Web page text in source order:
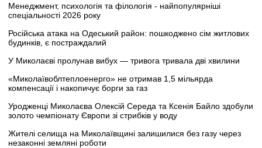
Менеджмент, психологія та філологія - найпопулярніші
спеціальності 2026 року
Російська атака на Одеський район: пошкоджено сім житлових
будинків, є постраждалий
У Миколаєві пролунав вибух — тривога тривала дві хвилини
«Миколаївоблтеплоенерго» не отримав 1,5 мільярда
компенсації і накопичує борги за газ
Уродженці Миколаєва Олексій Середа та Ксенія Байло здобули
золото чемпіонату Європи зі стрибків у воду
Жителі селища на Миколаївщині залишилися без газу через
незаконні земляні роботи